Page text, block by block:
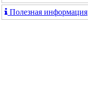
Полезная информация